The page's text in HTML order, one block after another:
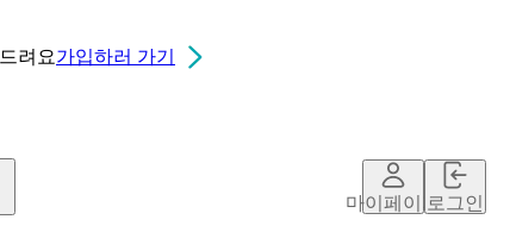
드려요가입하러 가기
마이페이지로그인